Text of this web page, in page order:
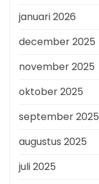
januari 2026
december 2025
november 2025
oktober 2025
september 2025
augustus 2025
juli 2025